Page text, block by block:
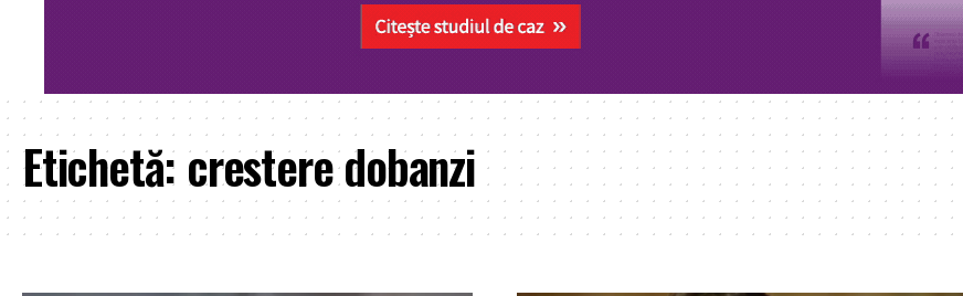
Etichetă: crestere dobanzi